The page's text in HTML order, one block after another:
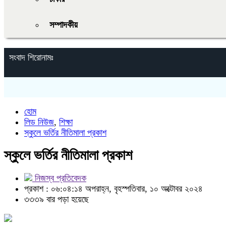
সম্পাদকীয়
সংবাদ শিরোনামঃ
হোম
লিড নিউজ, শিক্ষা
স্কুলে ভর্তির নীতিমালা প্রকাশ
স্কুলে ভর্তির নীতিমালা প্রকাশ
নিজস্ব প্রতিবেদক
প্রকাশ : ০৬:০৪:১৪ অপরাহ্ন, বৃহস্পতিবার, ১০ অক্টোবর ২০২৪
৩৩৩৯ বার পড়া হয়েছে